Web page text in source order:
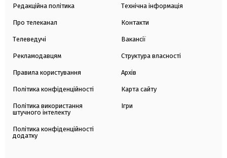
Редакційна політика
Про телеканал
Телеведучі
Рекламодавцям
Правила користування
Політика конфіденційності
Політика використання
штучного інтелекту
Політика конфіденційності
додатку
Технічна інформація
Контакти
Вакансії
Структура власності
Архів
Карта сайту
Ігри